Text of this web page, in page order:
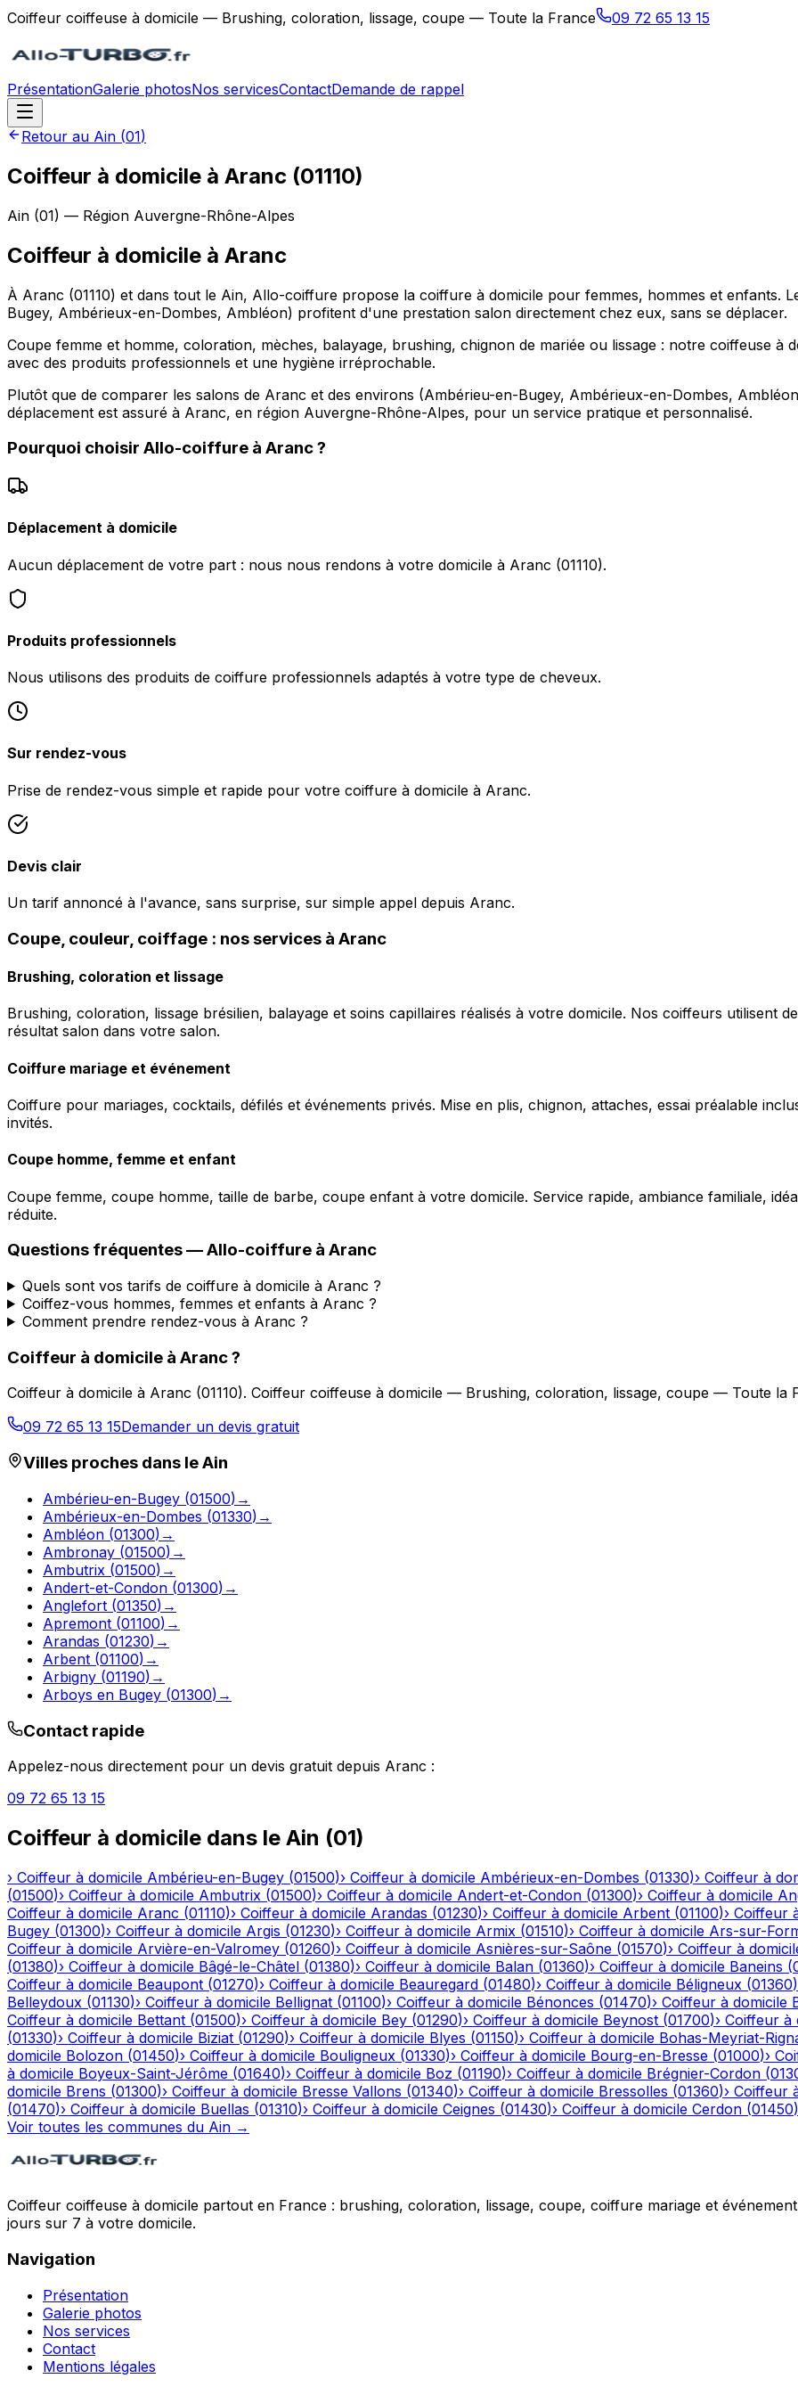
Coiffeur coiffeuse à domicile — Brushing, coloration, lissage, coupe — Toute la France 09 72 65 13 15
PrésentationGalerie photosNos servicesContactDemande de rappel
Retour au Ain (01)
Coiffeur à domicile à Aranc (01110)
Ain (01) — Région Auvergne-Rhône-Alpes
Coiffeur à domicile à Aranc
À Aranc (01110) et dans tout le Ain, Allo-coiffure propose la coiffure à domicile pour femmes, hommes et enfants.
Bugey, Ambérieux-en-Dombes, Ambléon) profitent d'une prestation salon directement chez eux, sans se déplacer.
Coupe femme et homme, coloration, mèches, balayage, brushing, chignon de mariée ou lissage : notre coiffeuse à
avec des produits professionnels et une hygiène irréprochable.
Plutôt que de comparer les salons de Aranc et des environs (Ambérieu-en-Bugey, Ambérieux-en-Dombes,
déplacement est assuré à Aranc, en région Auvergne-Rhône-Alpes, pour un service pratique et personnalisé.
Pourquoi choisir Allo-coiffure à Aranc?
Déplacement à domicile
Aucun déplacement de votre part : nous nous rendons à votre domicile à Aranc (01110).
Produits professionnels
Nous utilisons des produits de coiffure professionnels adaptés à votre type de cheveux.
Sur rendez-vous
Prise de rendez-vous simple et rapide pour votre coiffure à domicile à Aranc.
Devis clair
Un tarif annoncé à l'avance, sans surprise, sur simple appel depuis Aranc.
Coupe, couleur, coiffage : nos services à Aranc
Brushing, coloration et lissage
Brushing, coloration, lissage brésilien, balayage et soins capillaires réalisés à votre domicile. Nos coiffeurs utilisent
résultat salon dans votre salon.
Coiffure mariage et événement
Coiffure pour mariages, cocktails, défilés et événements privés. Mise en plis, chignon, attaches, essai préalable
invités.
Coupe homme, femme et enfant
Coupe femme, coupe homme, taille de barbe, coupe enfant à votre domicile. Service rapide, ambiance familiale,
réduite.
Questions fréquentes —Allo-coiffure à Aranc
Quels sont vos tarifs de coiffure à domicile à Aranc ?
Coiffez-vous hommes, femmes et enfants à Aranc ?
Comment prendre rendez-vous à Aranc ?
Coiffeur à domicile à Aranc?
Coiffeur à domicile à Aranc (01110). Coiffeur coiffeuse à domicile — Brushing, coloration, lissage, coupe — Toute la
09 72 65 13 15Demander un devis gratuit
Villes proches dans leAin
Ambérieu-en-Bugey (01500) →
Ambérieux-en-Dombes (01330) →
Ambléon (01300) →
Ambronay (01500) →
Ambutrix (01500) →
Andert-et-Condon (01300) →
Anglefort (01350) →
Apremont (01100) →
Arandas (01230) →
Arbent (01100) →
Arbigny (01190) →
Arboys en Bugey (01300) →
Contact rapide
Appelez-nous directement pour un devis gratuit depuis Aranc :
09 72 65 13 15
Coiffeur à domicile dans le Ain (01)
› Coiffeur à domicile Ambérieu-en-Bugey (01500)› Coiffeur à domicile Ambérieux-en-Dombes (01330)› Coiffeur à
(01500)› Coiffeur à domicile Ambutrix (01500)› Coiffeur à domicile Andert-et-Condon (01300)› Coiffeur à domicile
Coiffeur à domicile Aranc (01110)› Coiffeur à domicile Arandas (01230)› Coiffeur à domicile Arbent (01100)› Coiffeur
Bugey (01300)› Coiffeur à domicile Argis (01230)› Coiffeur à domicile Armix (01510)› Coiffeur à domicile Ars-sur-
Coiffeur à domicile Arvière-en-Valromey (01260)› Coiffeur à domicile Asnières-sur-Saône (01570)› Coiffeur à
(01380)› Coiffeur à domicile Bâgé-le-Châtel (01380)› Coiffeur à domicile Balan (01360)› Coiffeur à domicile Baneins (
Coiffeur à domicile Beaupont (01270)› Coiffeur à domicile Beauregard (01480)› Coiffeur à domicile Béligneux (01360)
Belleydoux (01130)› Coiffeur à domicile Bellignat (01100)› Coiffeur à domicile Bénonces (01470)› Coiffeur à domicile
Coiffeur à domicile Bettant (01500)› Coiffeur à domicile Bey (01290)› Coiffeur à domicile Beynost (01700)› Coiffeur à
(01330)› Coiffeur à domicile Biziat (01290)› Coiffeur à domicile Blyes (01150)› Coiffeur à domicile Bohas-Meyriat-
domicile Bolozon (01450)› Coiffeur à domicile Bouligneux (01330)› Coiffeur à domicile Bourg-en-Bresse (01000)›
à domicile Boyeux-Saint-Jérôme (01640)› Coiffeur à domicile Boz (01190)› Coiffeur à domicile Brégnier-Cordon (
domicile Brens (01300)› Coiffeur à domicile Bresse Vallons (01340)› Coiffeur à domicile Bressolles (01360)› Coiffeur
(01470)› Coiffeur à domicile Buellas (01310)› Coiffeur à domicile Ceignes (01430)› Coiffeur à domicile Cerdon (01450)
Voir toutes les communes du Ain →
Coiffeur coiffeuse à domicile partout en France : brushing, coloration, lissage, coupe, coiffure mariage et
jours sur 7 à votre domicile.
Navigation
Présentation
Galerie photos
Nos services
Contact
Mentions légales